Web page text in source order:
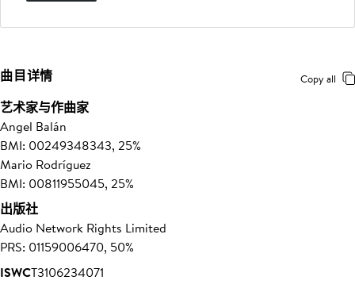
曲目详情 Copy all
艺术家与作曲家
Angel Balán
BMI: 00249348343, 25%
Mario Rodríguez
BMI: 00811955045, 25%
出版社
Audio Network Rights Limited
PRS: 01159006470, 50%
ISWCT3106234071